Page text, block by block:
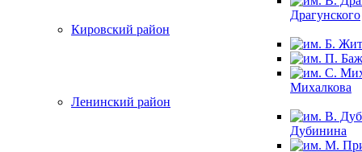
Драгунского
Кировский район
Михалкова
Ленинский район
Дубинина